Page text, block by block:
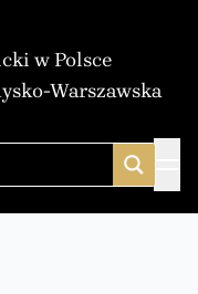
w Polsce
Warszawska